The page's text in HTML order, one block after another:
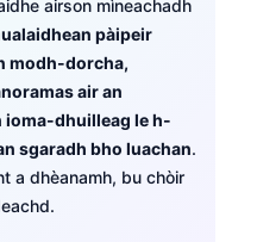
airson mìneachadh
pàipeir
modh-dorcha,
air an
ioma-dhuilleag le h-
sgaradh bho luachan.
a dhèanamh, bu chòir